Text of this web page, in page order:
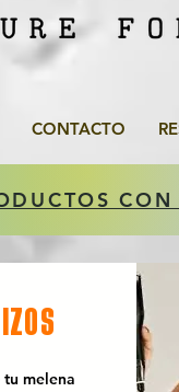
CONTACTO
tu melena